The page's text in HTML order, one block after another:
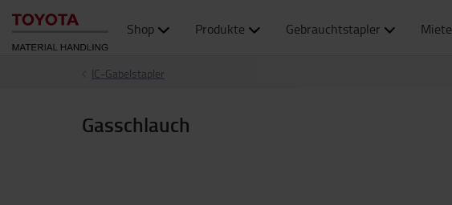
Shop Produkte Gebrauchtstapler Miete
IC-Gabelstapler
Gasschlauch